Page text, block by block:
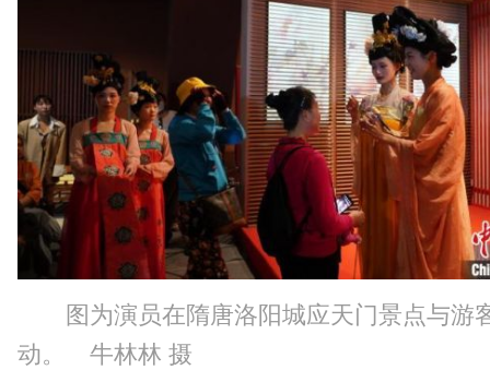
图为演员在隋唐洛阳城应天门景点与游
动。 牛林林 摄